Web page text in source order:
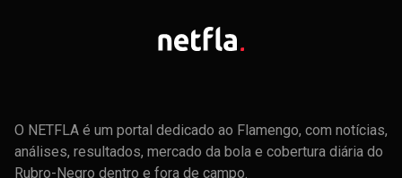
O NETFLA é um portal dedicado ao Flamengo, com notícias,
análises, resultados, mercado da bola e cobertura diária do
Rubro-Negro dentro e fora de campo.